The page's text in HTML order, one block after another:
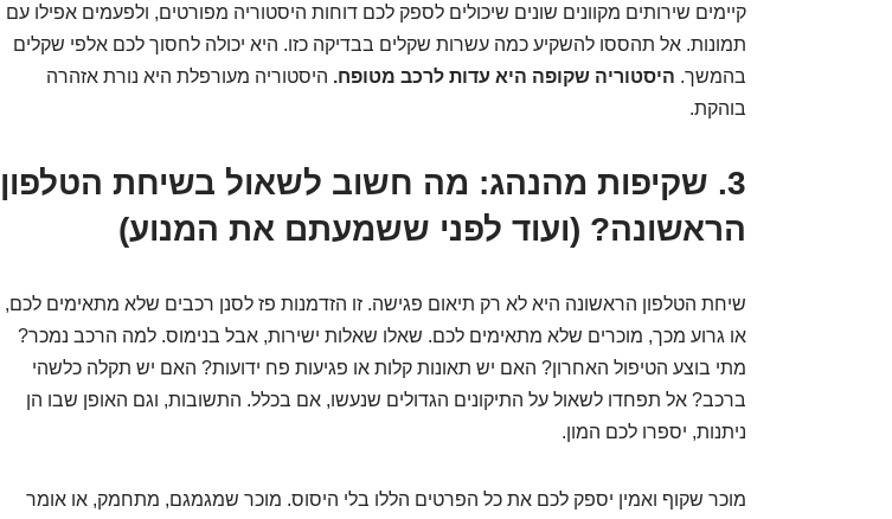
קיימים שירותים מקוונים שונים שיכולים לספק לכם דוחות היסטוריה מפורטים, ולפעמים אפילו עם
תמונות. אל תהססו להשקיע כמה עשרות שקלים בבדיקה כזו. היא יכולה לחסוך לכם אלפי שקלים
בהמשך. היסטוריה שקופה היא עדות לרכב מטופח. היסטוריה מעורפלת היא נורת אזהרה
בוהקת.
3. שקיפות מהנהג: מה חשוב לשאול בשיחת הטלפון
הראשונה? (ועוד לפני ששמעתם את המנוע)
שיחת הטלפון הראשונה היא לא רק תיאום פגישה. זו הזדמנות פז לסנן רכבים שלא מתאימים לכם,
או גרוע מכך, מוכרים שלא מתאימים לכם. שאלו שאלות ישירות, אבל בנימוס. למה הרכב נמכר?
מתי בוצע הטיפול האחרון? האם יש תאונות קלות או פגיעות פח ידועות? האם יש תקלה כלשהי
ברכב? אל תפחדו לשאול על התיקונים הגדולים שנעשו, אם בכלל. התשובות, וגם האופן שבו הן
ניתנות, יספרו לכם המון.
מוכר שקוף ואמין יספק לכם את כל הפרטים הללו בלי היסוס. מוכר שמגמגם, מתחמק, או אומר